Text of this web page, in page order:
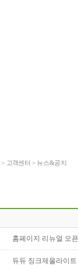
> 고객센터> 뉴스&공지
홈페이지 리뉴얼 오
듀듀 징크제올라이